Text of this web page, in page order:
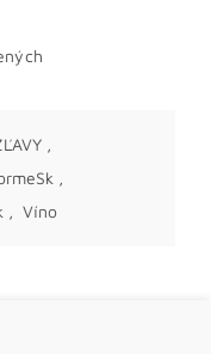
,
,
, Víno